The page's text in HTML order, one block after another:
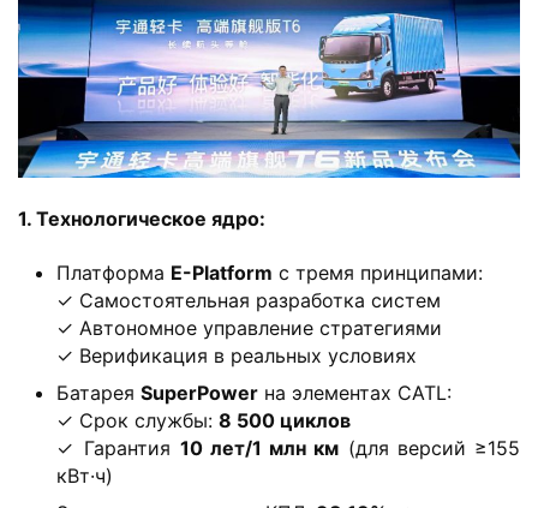
Д
о
й
И
ф
​1. Технологическое ядро:​
Платформа ​ ​E-Platform​ ​ с тремя принципами:
✓ Самостоятельная разработка систем
✓ Автономное управление стратегиями
✓ Верификация в реальных условиях
Батарея ​ ​SuperPower​ ​ на элементах CATL:
✓ Срок службы: ​ ​8 500 циклов​
✓ Гарантия ​ ​10 лет/1 млн км​ ​ (для версий ≥155
кВт·ч)